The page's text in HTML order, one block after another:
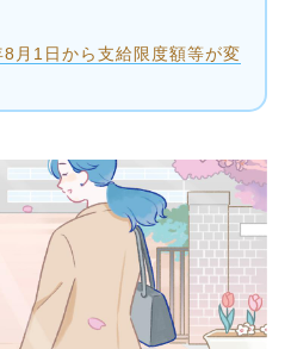
月1日から支給限度額等が変